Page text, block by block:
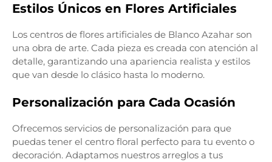
Estilos Únicos en Flores Artificiales
Los centros de flores artificiales de Blanco Azahar son
una obra de arte. Cada pieza es creada con atención al
detalle, garantizando una apariencia realista y estilos
que van desde lo clásico hasta lo moderno.
Personalización para Cada Ocasión
Ofrecemos servicios de personalización para que
puedas tener el centro floral perfecto para tu evento o
decoración. Adaptamos nuestros arreglos a tus